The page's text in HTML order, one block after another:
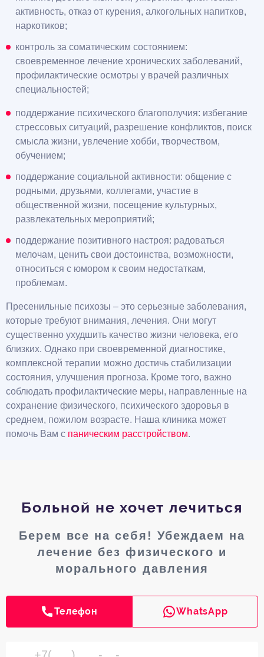
активность, отказ от курения, алкогольных напитков,
наркотиков;
контроль за соматическим состоянием:
своевременное лечение хронических заболеваний,
профилактические осмотры у врачей различных
специальностей;
поддержание психического благополучия: избегание
стрессовых ситуаций, разрешение конфликтов, поиск
смысла жизни, увлечение хобби, творчеством,
обучением;
поддержание социальной активности: общение с
родными, друзьями, коллегами, участие в
общественной жизни, посещение культурных,
развлекательных мероприятий;
поддержание позитивного настроя: радоваться
мелочам, ценить свои достоинства, возможности,
относиться с юмором к своим недостаткам,
проблемам.
Пресенильные психозы – это серьезные заболевания,
которые требуют внимания, лечения. Они могут
существенно ухудшить качество жизни человека, его
близких. Однако при своевременной диагностике,
комплексной терапии можно достичь стабилизации
состояния, улучшения прогноза. Кроме того, важно
соблюдать профилактические меры, направленные на
сохранение физического, психического здоровья в
среднем, пожилом возрасте. Наша клиника может
помочь Вам с паническим расстройством.
Больной не хочет лечиться
Берем все на себя! Убеждаем на
лечение без физического и
морального давления
Телефон WhatsApp